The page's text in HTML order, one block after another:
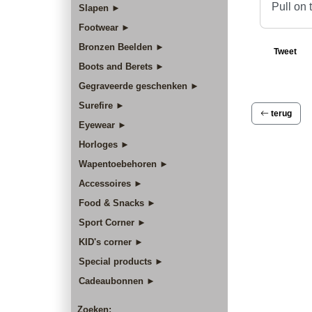
Slapen ►
Footwear ►
Bronzen Beelden ►
Boots and Berets ►
Gegraveerde geschenken ►
Surefire ►
Eyewear ►
Horloges ►
Wapentoebehoren ►
Accessoires ►
Food & Snacks ►
Sport Corner ►
KID's corner ►
Special products ►
Cadeaubonnen ►
Zoeken:
Pull on
Tweet
terug